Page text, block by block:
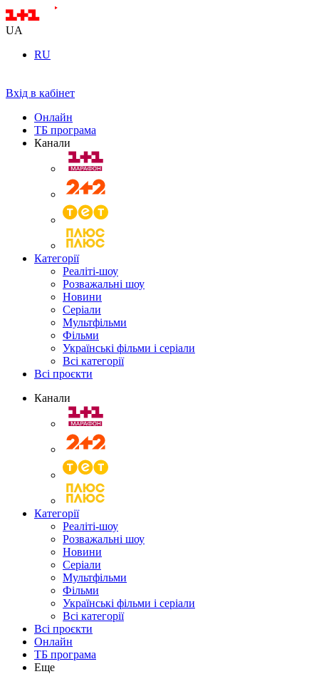
UA
RU
Вхід в кабінет
Онлайн
ТБ програма
Канали
Категорії
Реаліті-шоу
Розважальні шоу
Новини
Серіали
Мультфільми
Фільми
Українські фільми і серіали
Всі категорії
Всі проєкти
Канали
Категорії
Реаліті-шоу
Розважальні шоу
Новини
Серіали
Мультфільми
Фільми
Українські фільми і серіали
Всі категорії
Всі проєкти
Онлайн
ТБ програма
Еще